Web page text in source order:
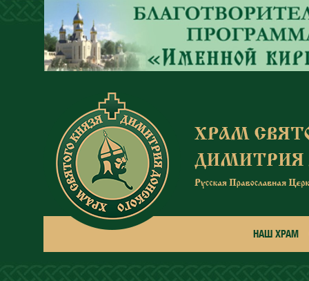
Перейти к основному содержанию
НАШ ХРАМ